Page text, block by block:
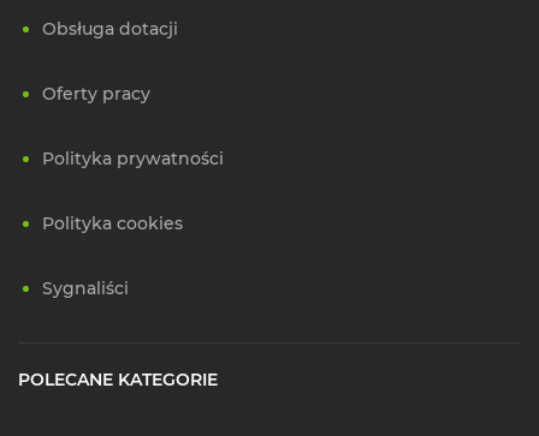
Obsługa dotacji
Oferty pracy
Polityka prywatności
Polityka cookies
Sygnaliści
POLECANE KATEGORIE